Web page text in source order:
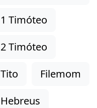
1 Timóteo
2 Timóteo
Tito
Filemom
Hebreus